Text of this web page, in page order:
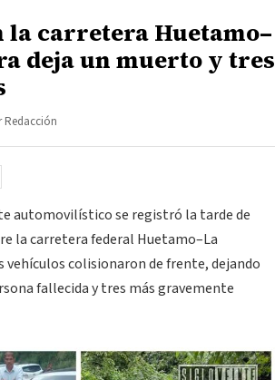
la carretera Huetamo–
deja un muerto y tres
Redacción
automovilístico se registró la tarde de
la carretera federal Huetamo–La
vehículos colisionaron de frente, dejando
fallecida y tres más gravemente